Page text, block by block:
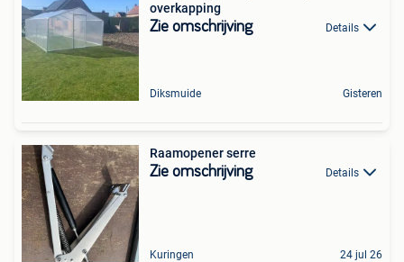
overkapping
Zie omschrijving Details
Diksmuide Gisteren
Raamopener serre
Zie omschrijving Details
Kuringen 24 jul 26